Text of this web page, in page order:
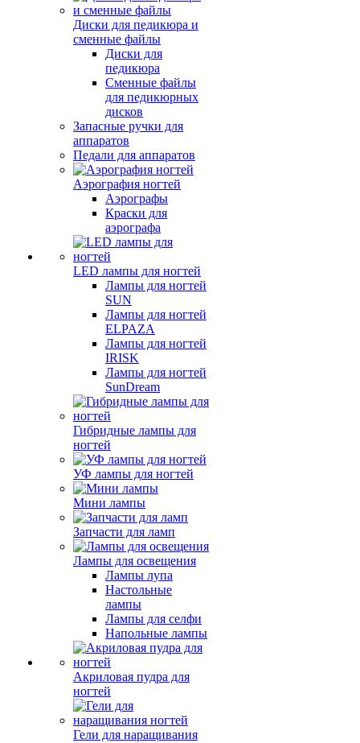
Диски для педикюра и
сменные файлы
Диски для
педикюра
Сменные файлы
для педикюрных
дисков
Запасные ручки для
аппаратов
Педали для аппаратов
Аэрография ногтей
Аэрографы
Краски для
аэрографа
LED лампы для ногтей
Лампы для ногтей
SUN
Лампы для ногтей
ELPAZA
Лампы для ногтей
IRISK
Лампы для ногтей
SunDream
Гибридные лампы для
ногтей
УФ лампы для ногтей
Мини лампы
Запчасти для ламп
Лампы для освещения
Лампы лупа
Настольные
лампы
Лампы для селфи
Напольные лампы
Акриловая пудра для
ногтей
Гели для наращивания